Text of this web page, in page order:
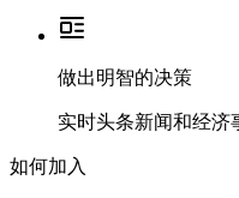
做出明智的决策
实时头条新闻和经
如何加入